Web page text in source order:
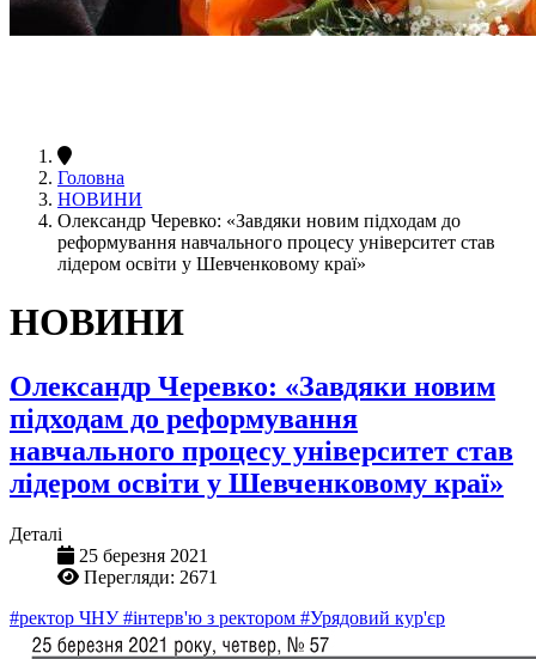
Головна
НОВИНИ
Олександр Черевко: «Завдяки новим підходам до
реформування навчального процесу університет став
лідером освіти у Шевченковому краї»
НОВИНИ
Олександр Черевко: «Завдяки новим
підходам до реформування
навчального процесу університет став
лідером освіти у Шевченковому краї»
Деталі
25 березня 2021
Перегляди: 2671
#ректор ЧНУ#інтерв'ю з ректором #Урядовий кур'єр